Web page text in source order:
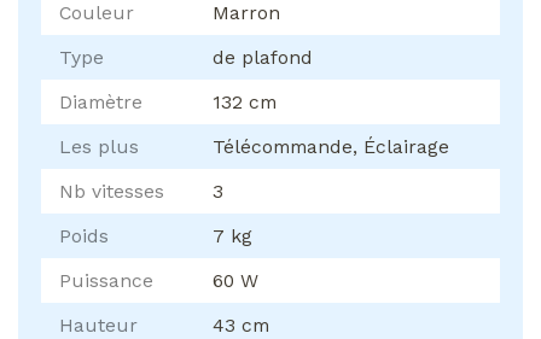
Couleur
Marron
Type
de plafond
Diamètre
132 cm
Les plus
Télécommande, Éclairage
Nb vitesses
3
Poids
7 kg
Puissance
60 W
Hauteur
43 cm